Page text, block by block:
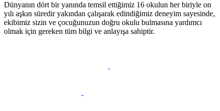
Dünyanın dört bir yanında temsil ettiğimiz 16 okulun her biriyle on
yılı aşkın süredir yakından çalışarak edindiğimiz deneyim sayesinde,
ekibimiz sizin ve çocuğunuzun doğru okulu bulmasına yardımcı
olmak için gereken tüm bilgi ve anlayışa sahiptir.